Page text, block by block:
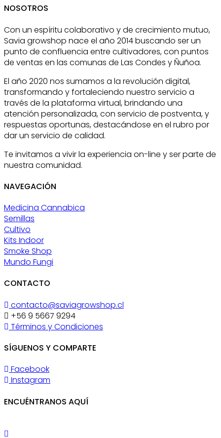
NOSOTROS
Con un espíritu colaborativo y de crecimiento mutuo,
Savia growshop nace el año 2014 buscando ser un
punto de confluencia entre cultivadores, con puntos
de ventas en las comunas de Las Condes y Ñuñoa.
El año 2020 nos sumamos a la revolución digital,
transformando y fortaleciendo nuestro servicio a
través de la plataforma virtual, brindando una
atención personalizada, con servicio de postventa, y
respuestas oportunas, destacándose en el rubro por
dar un servicio de calidad.
Te invitamos a vivir la experiencia on-line y ser parte de
nuestra comunidad.
NAVEGACIÓN
Medicina Cannabica
Semillas
Cultivo
Kits Indoor
Smoke Shop
Mundo Fungi
CONTACTO
contacto@saviagrowshop.cl
+56 9 5667 9294
Términos y Condiciones
SÍGUENOS Y COMPARTE
Facebook
Instagram
ENCUÉNTRANOS AQUÍ